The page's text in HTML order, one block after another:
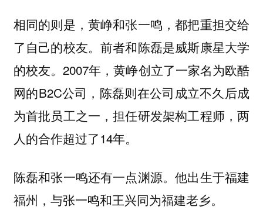
相同的则是，黄峥和张一鸣，都把重担交给
了自己的校友。前者和陈磊是威斯康星大学
的校友。2007年，黄峥创立了一家名为欧酷
网的B2C公司，陈磊则在公司成立不久后成
为首批员工之一，担任研发架构工程师，两
人的合作超过了14年。
陈磊和张一鸣还有一点渊源。他出生于福建
福州，与张一鸣和王兴同为福建老乡。